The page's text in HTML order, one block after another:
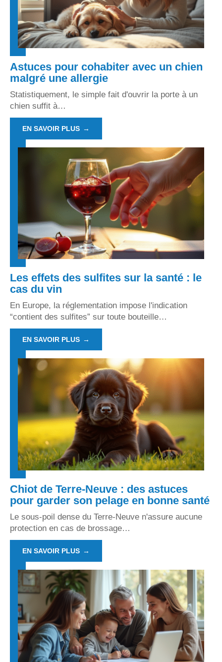
Astuces pour cohabiter avec un chien
malgré une allergie
Statistiquement, le simple fait d'ouvrir la porte à un
chien suffit à…
EN SAVOIR PLUS
Les effets des sulfites sur la santé : le
cas du vin
En Europe, la réglementation impose l'indication
“contient des sulfites” sur toute bouteille…
EN SAVOIR PLUS
Chiot de Terre-Neuve : des astuces
pour garder son pelage en bonne santé
Le sous-poil dense du Terre-Neuve n'assure aucune
protection en cas de brossage…
EN SAVOIR PLUS